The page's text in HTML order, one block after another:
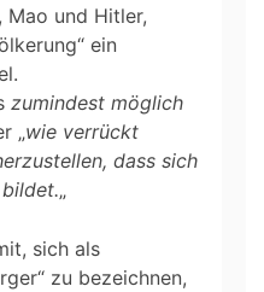
und Hitler,
ein
zumindest möglich
„wie verrückt
dass sich
„
sich als
zu bezeichnen,